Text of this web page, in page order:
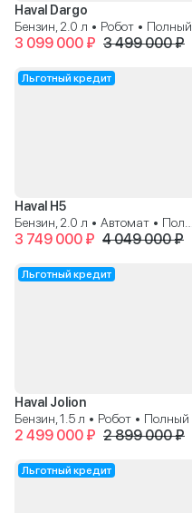
Haval Dargo
Бензин, 2.0 л • Робот • Полный
3 099 000 ₽ 3 499 000 ₽
Льготный кредит
Haval H5
3 749 000 ₽ 4 049 000 ₽
Льготный кредит
Haval Jolion
Бензин, 1.5 л • Робот • Полный
2 499 000 ₽ 2 899 000 ₽
Льготный кредит